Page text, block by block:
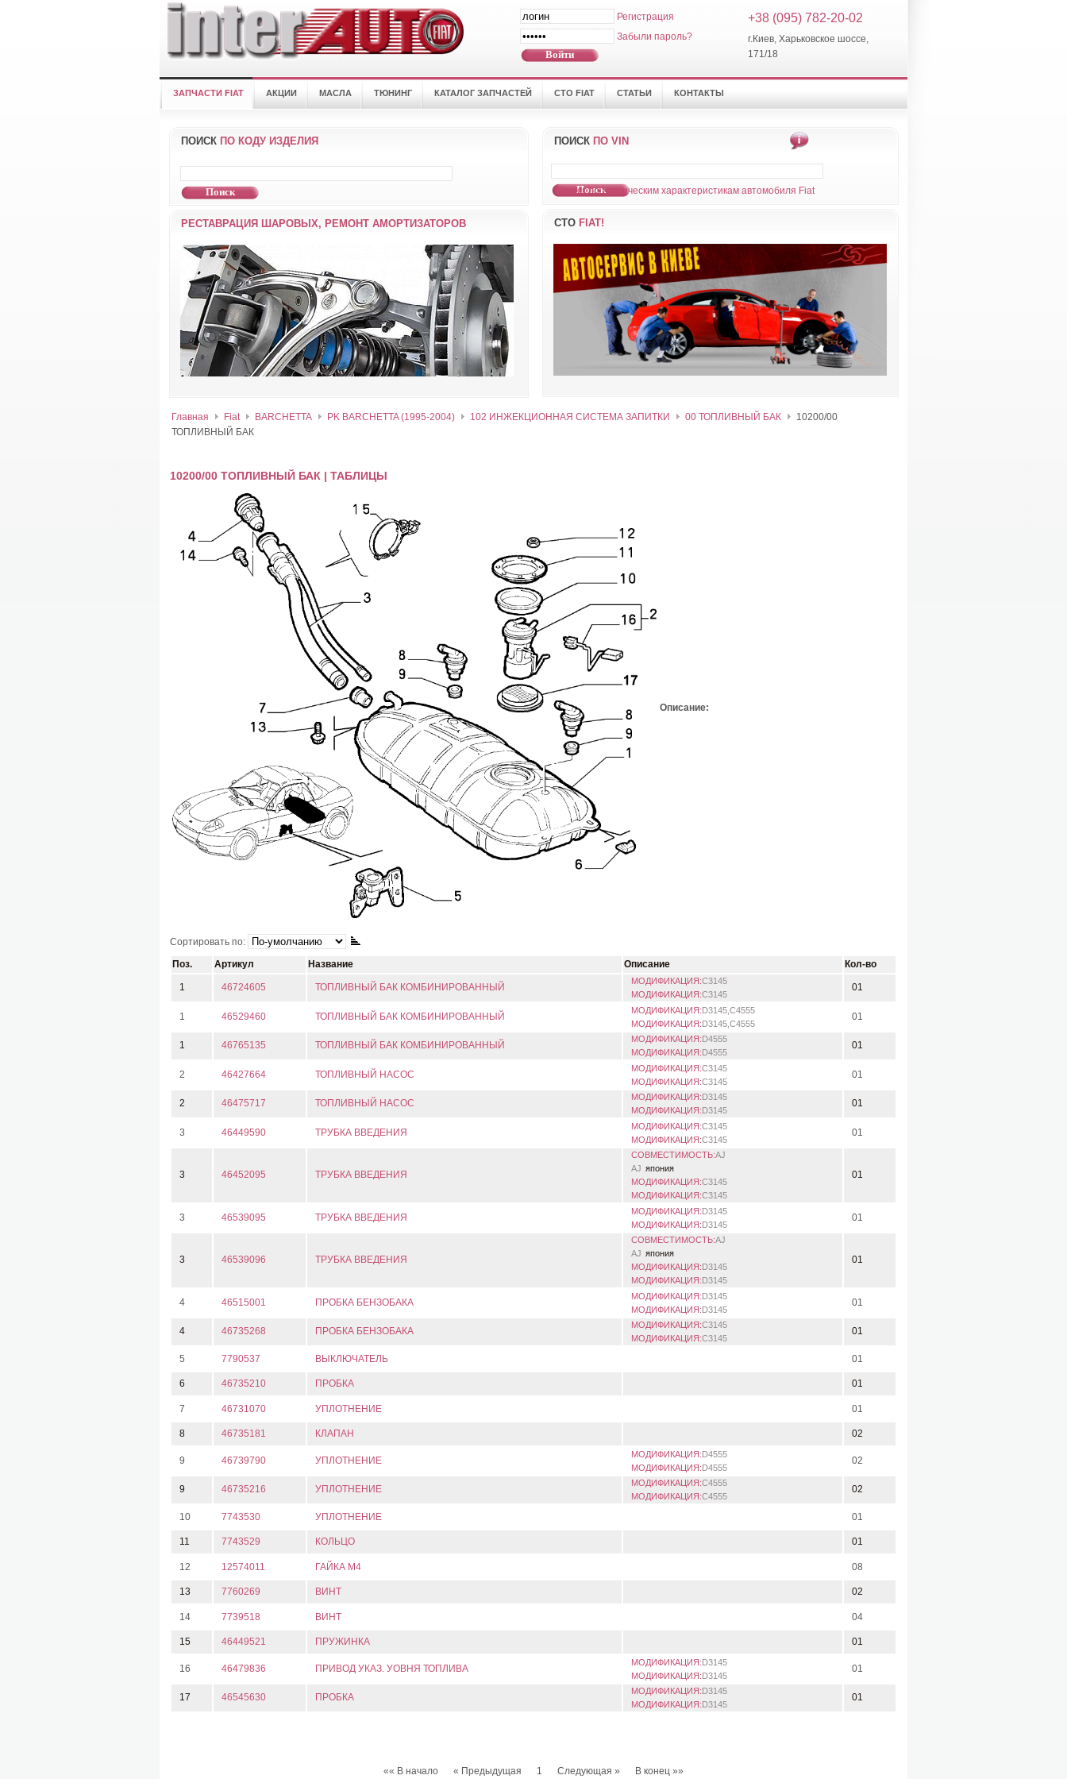
Регистрация
Забыли пароль?
+38 (095) 782-20-02
г.Киев, Харьковское шоссе,
171/18
ЗАПЧАСТИ FIAT АКЦИИ МАСЛА ТЮНИНГ КАТАЛОГ ЗАПЧАСТЕЙ СТО FIAT СТАТЬИ КОНТАКТЫ
ПОИСК ПО КОДУ ИЗДЕЛИЯ
РЕСТАВРАЦИЯ ШАРОВЫХ, РЕМОНТ АМОРТИЗАТОРОВ
ПОИСК ПО VIN
Поиск по техническим характеристикам автомобиля Fiat
СТО FIAT!
Главная Fiat BARCHETTA PK BARCHETTA (1995-2004) 102 ИНЖЕКЦИОННАЯ СИСТЕМА ЗАПИТКИ 00 ТОПЛИВНЫЙ БАК
10200/00
ТОПЛИВНЫЙ БАК
10200/00 ТОПЛИВНЫЙ БАК | ТАБЛИЦЫ
Описание:
Сортировать по:
Поз.
Артикул Название Описание Кол-во
1 46724605 ТОПЛИВНЫЙ БАК КОМБИНИРОВАННЫЙ
МОДИФИКАЦИЯ:C3145
МОДИФИКАЦИЯ:C3145
01
1 46529460 ТОПЛИВНЫЙ БАК КОМБИНИРОВАННЫЙ
МОДИФИКАЦИЯ:D3145,C4555
МОДИФИКАЦИЯ:D3145,C4555
01
1 46765135 ТОПЛИВНЫЙ БАК КОМБИНИРОВАННЫЙ
МОДИФИКАЦИЯ:D4555
МОДИФИКАЦИЯ:D4555
01
2 46427664 ТОПЛИВНЫЙ НАСОС
МОДИФИКАЦИЯ:C3145
МОДИФИКАЦИЯ:C3145
01
2 46475717 ТОПЛИВНЫЙ НАСОС
МОДИФИКАЦИЯ:D3145
МОДИФИКАЦИЯ:D3145
01
3 46449590 ТРУБКА ВВЕДЕНИЯ
МОДИФИКАЦИЯ:C3145
МОДИФИКАЦИЯ:C3145
01
3 46452095 ТРУБКА ВВЕДЕНИЯ
СОВМЕСТИМОСТЬ:AJ
AJ япония
МОДИФИКАЦИЯ:C3145
МОДИФИКАЦИЯ:C3145
01
3 46539095 ТРУБКА ВВЕДЕНИЯ
МОДИФИКАЦИЯ:D3145
МОДИФИКАЦИЯ:D3145
01
3 46539096 ТРУБКА ВВЕДЕНИЯ
СОВМЕСТИМОСТЬ:AJ
AJ япония
МОДИФИКАЦИЯ:D3145
МОДИФИКАЦИЯ:D3145
01
4 46515001 ПРОБКА БЕНЗОБАКА
МОДИФИКАЦИЯ:D3145
МОДИФИКАЦИЯ:D3145
01
4 46735268 ПРОБКА БЕНЗОБАКА
МОДИФИКАЦИЯ:C3145
МОДИФИКАЦИЯ:C3145
01
5 7790537 ВЫКЛЮЧАТЕЛЬ 01
6 46735210 ПРОБКА 01
7 46731070 УПЛОТНЕНИЕ 01
8 46735181 КЛАПАН 02
9 46739790 УПЛОТНЕНИЕ
МОДИФИКАЦИЯ:D4555
МОДИФИКАЦИЯ:D4555
02
9 46735216 УПЛОТНЕНИЕ
МОДИФИКАЦИЯ:C4555
МОДИФИКАЦИЯ:C4555
02
10 7743530 УПЛОТНЕНИЕ 01
11 7743529 КОЛЬЦО 01
12 12574011 ГАЙКА M4 08
13 7760269 ВИНТ 02
14 7739518 ВИНТ 04
15 46449521 ПРУЖИНКА 01
16 46479836 ПРИВОД УКАЗ. УОВНЯ ТОПЛИВА
МОДИФИКАЦИЯ:D3145
МОДИФИКАЦИЯ:D3145
01
17 46545630 ПРОБКА
МОДИФИКАЦИЯ:D3145
МОДИФИКАЦИЯ:D3145
01
«« В начало « Предыдущая 1 Следующая » В конец »»